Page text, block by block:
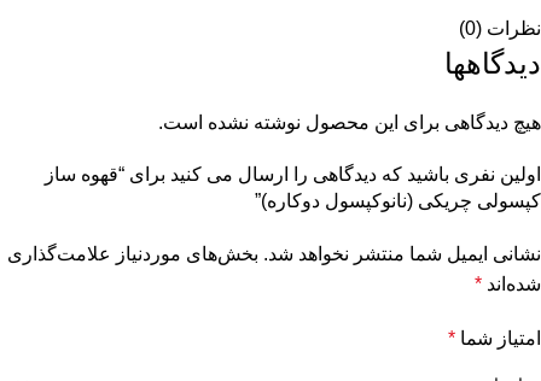
نظرات (0)
دیدگاهها
هیچ دیدگاهی برای این محصول نوشته نشده است.
اولین نفری باشید که دیدگاهی را ارسال می کنید برای “قهوه ساز
کپسولی چریکی (نانوکپسول دوکاره)”
نشانی ایمیل شما منتشر نخواهد شد. بخش‌های موردنیاز علامت‌گذاری
شده‌اند *
امتیاز شما *